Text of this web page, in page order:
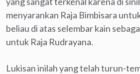
menyarankan Raja Bimbisara
beliau di atas selembar kain
untuk Raja Rudrayana.
Lukisan inilah yang telah turun-